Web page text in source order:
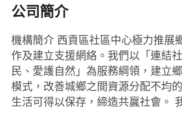
公司簡介
機構簡介 西貢區社區中心極力推展
作及建立支援網絡。我們以「連結
民、愛護自然」為服務綱領，建立
模式，改善城鄉之間資源分配不均
生活可得以保存，締造共贏社會。